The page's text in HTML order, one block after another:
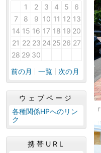
1 2 3 4 5
6
7
8 9 10 11 12 13
14 15 16 17 18 19 20
21 22 23 24 25 26 27
28 29 30
前の月
一覧 次の月
ウェブページ
各種関係HPへのリン
ク
携帯URL